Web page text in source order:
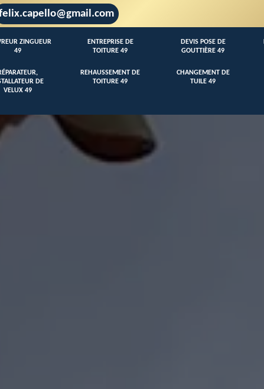
ZINGUEUR
49
ENTREPRISE DE
TOITURE 49
DEVIS POSE DE
GOUTTIÈRE 49
DE
VELUX 49
REHAUSSEMENT DE
TOITURE 49
CHANGEMENT DE
TUILE 49